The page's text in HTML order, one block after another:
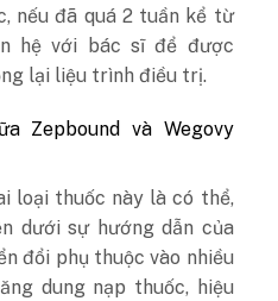
nếu đã quá 2 tuần kể từ
hệ với bác sĩ để được
lại liệu trình điều trị.
Zepbound và Wegovy
loại thuốc này là có thể,
dưới sự hướng dẫn của
đổi phụ thuộc vào nhiều
dung nạp thuốc, hiệu